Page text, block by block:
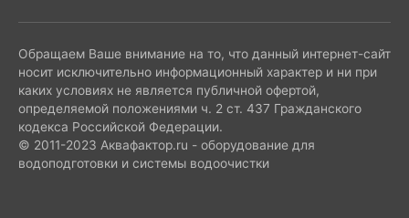
Обращаем Ваше внимание на то, что данный интернет-сайт
носит исключительно информационный характер и ни при
каких условиях не является публичной офертой,
определяемой положениями ч. 2 ст. 437 Гражданского
кодекса Российской Федерации.
© 2011-2023 Аквафактор.ru - оборудование для
водоподготовки и системы водоочистки